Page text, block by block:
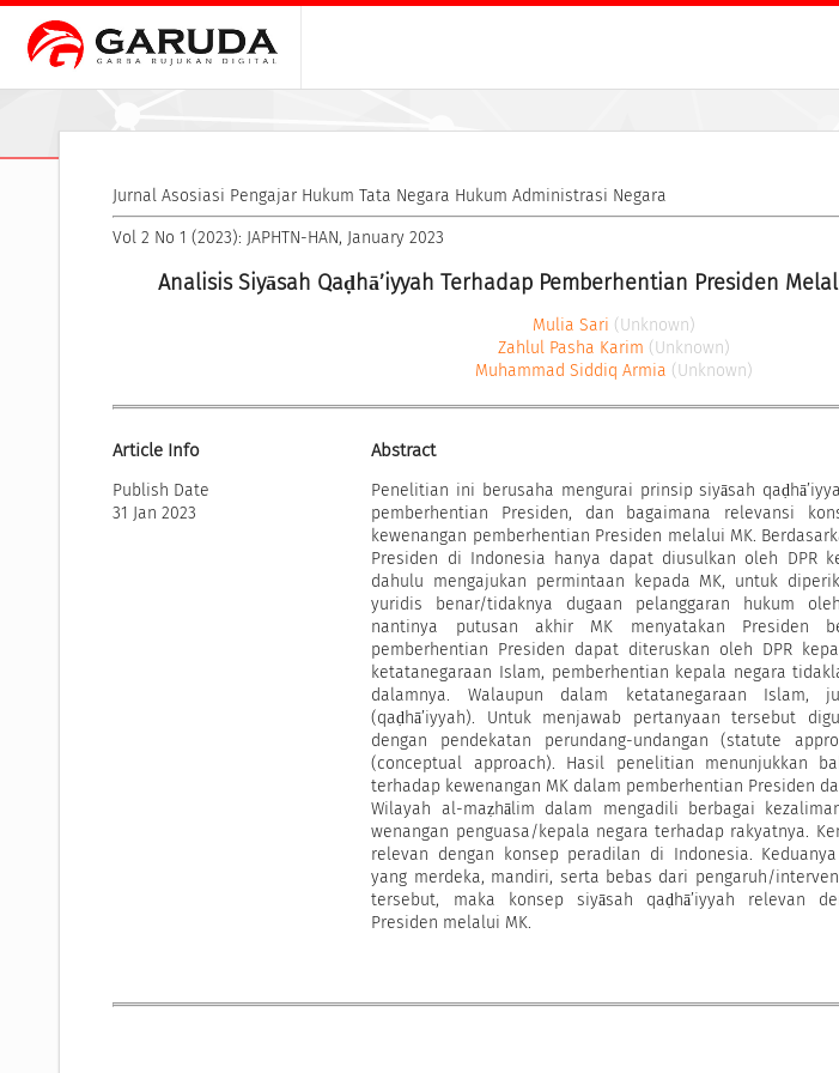
Jurnal Asosiasi Pengajar Hukum Tata Negara Hukum Administrasi Negara
Vol 2 No 1 (2023): JAPHTN-HAN, January 2023
Analisis Siyāsah Qaḍhā’iyyah Terhadap Pemberhentian Presiden
Mulia Sari (Unknown)
Zahlul Pasha Karim (Unknown)
Muhammad Siddiq Armia (Unknown)
Article Info
Publish Date
31 Jan 2023
Abstract
Penelitian ini berusaha mengurai prinsip siyāsah
pemberhentian Presiden, dan bagaimana relevansi
kewenangan pemberhentian Presiden melalui MK.
Presiden di Indonesia hanya dapat diusulkan oleh DPR
dahulu mengajukan permintaan kepada MK, untuk
yuridis benar/tidaknya dugaan pelanggaran hukum
nantinya putusan akhir MK menyatakan Presiden
pemberhentian Presiden dapat diteruskan oleh DPR
ketatanegaraan Islam, pemberhentian kepala negara
dalamnya. Walaupun dalam ketatanegaraan Islam,
(qaḍhā’iyyah). Untuk menjawab pertanyaan tersebut
dengan pendekatan perundang-undangan (statute
(conceptual approach). Hasil penelitian menunjukkan
terhadap kewenangan MK dalam pemberhentian Presiden
Wilayah al-maẓhālim dalam mengadili berbagai
wenangan penguasa/kepala negara terhadap rakyatnya.
relevan dengan konsep peradilan di Indonesia.
yang merdeka, mandiri, serta bebas dari pengaruh/
tersebut, maka konsep siyāsah qaḍhā’iyyah relevan
Presiden melalui MK.